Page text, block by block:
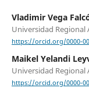
Vladimir Vega
Universidad Regional
https://orcid.org/0000-
Maikel Yelandi
Universidad Regional
https://orcid.org/0000-